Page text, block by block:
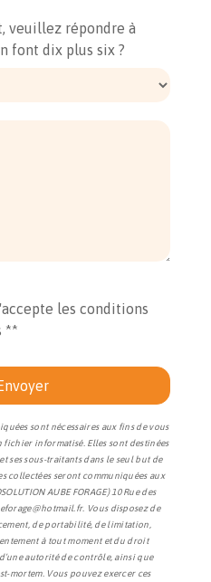
veuillez répondre à
font dix plus six ?
les conditions
**
sont nécessaires aux fins de vous
fichier informatisé. Elles sont destinées
et ses sous-traitants dans le seul but de
collectées seront communiquées aux
AUBE FORAGE) 10 Rue des
Vous disposez de
de portabilité, de limitation,
à tout moment et du droit
autorité de contrôle, ainsi que
mortem. Vous pouvez exercer ces